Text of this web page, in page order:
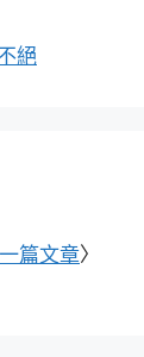
絕
篇文章〉